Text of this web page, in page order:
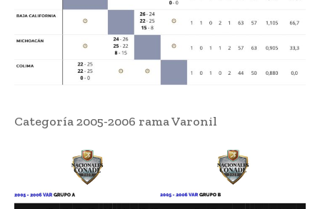
Categoría 2005-2006 rama Varonil